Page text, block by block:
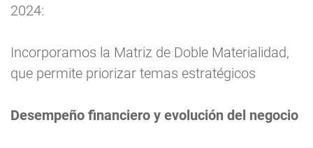
2024:
Incorporamos la Matriz de Doble Materialidad,
que permite priorizar temas estratégicos
Desempeño financiero y evolución del negocio